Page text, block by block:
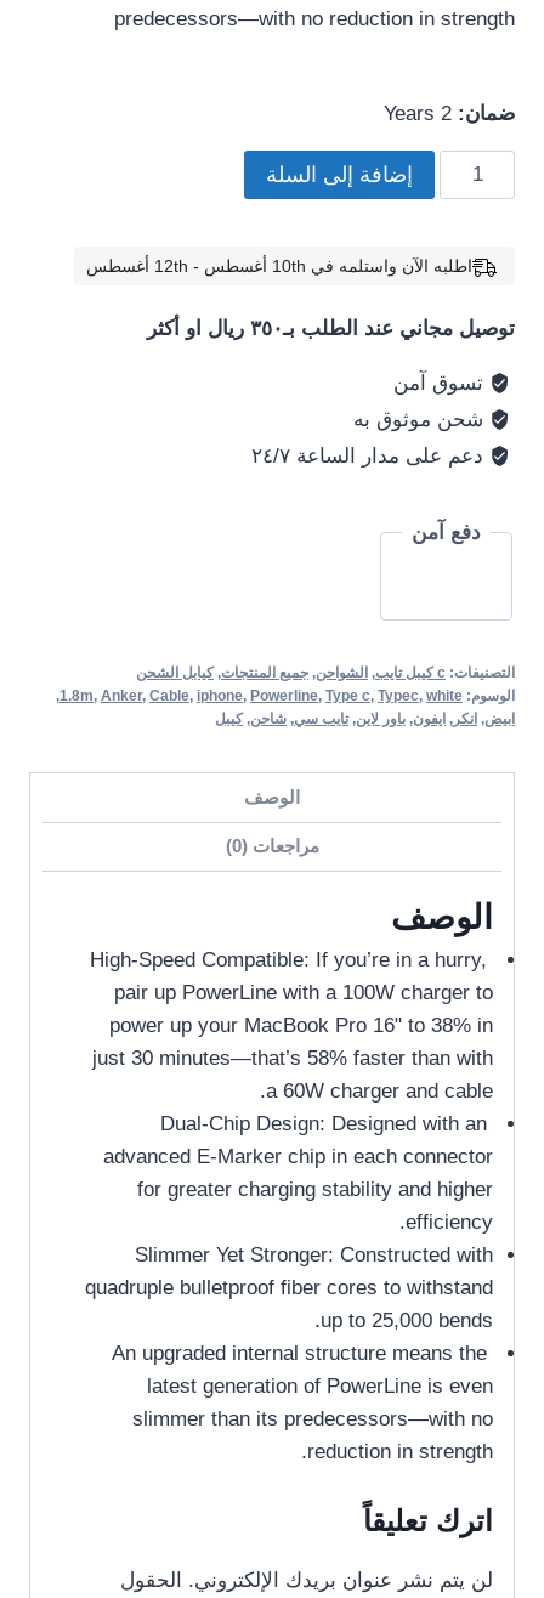
predecessors—with no reduction in strength
ضمان:
كمية
ANKER
PowerLine
Type-
toType-
C
1.8m
White
إضافة إلى السلة
اطلبه الآن واستلمه في 10th أغسطس - 12th أغسطس
توصيل مجاني عند الطلب بـ٣٥٠ ريال او أكثر
تسوق آمن
شحن موثوق به
دعم على مدار الساعة ٢٤/٧
دفع آمن
التصنيفات: c كيبل تايب , الشواحن, جميع المنتجات,كيابل الشحن
الوسوم:
1.8m, Anker, Cable, iphone, Powerline, Type c, Typec, white
,
ابيض, انكر , ايفون, باور لاين,تايب سي, شاحن,كيبل
الوصف
مراجعات (0)
الوصف
High-Speed Compatible: If you’re in a hurry,
pair up PowerLine with a 100W charger to
power up your MacBook Pro 16ʺ to 38% in
just 30 minutes—that’s 58% faster than with
a 60W charger and cable.
Dual-Chip Design: Designed with an
advanced E-Marker chip in each connector
for greater charging stability and higher
efficiency.
Slimmer Yet Stronger: Constructed with
quadruple bulletproof fiber cores to withstand
up to 25,000 bends.
An upgraded internal structure means the
latest generation of PowerLine is even
slimmer than its predecessors—with no
reduction in strength.
اترك تعليقاً
لن يتم نشر عنوان بريدك الإلكتروني.
الحقول